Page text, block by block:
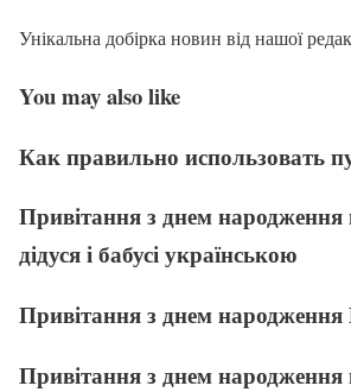
Унікальна добірка новин від нашої
You may also like
Как правильно использовать
Привітання з днем народження
дідуся і бабусі українською
Привітання з днем народження
Привітання з днем народження